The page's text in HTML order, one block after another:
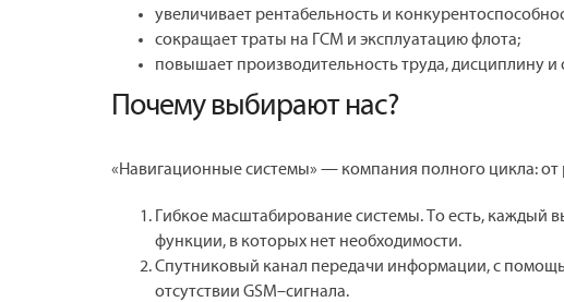
увеличивает рентабельность и
сокращает траты на ГСМ и эксплуатацию флота;
повышает производительность труда, дисциплину и
Почему выбирают нас?
«Навигационные системы» — компания полного цикла:
Гибкое масштабирование системы. То есть, каждый
функции, в которых нет необходимости.
Спутниковый канал передачи информации, с
отсутствии GSM–сигнала.